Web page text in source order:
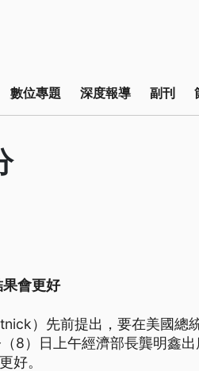
數位專題 深度報導 副刊
會更好
）先前提出，要在美國總
8）日上午經濟部長龔明鑫
好。